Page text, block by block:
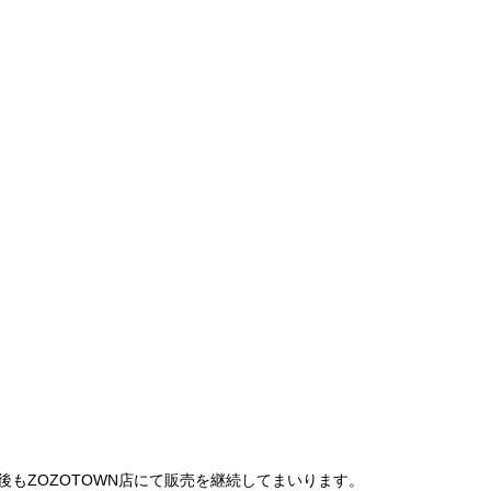
ZOZOTOWN店にて販売を継続してまいります。